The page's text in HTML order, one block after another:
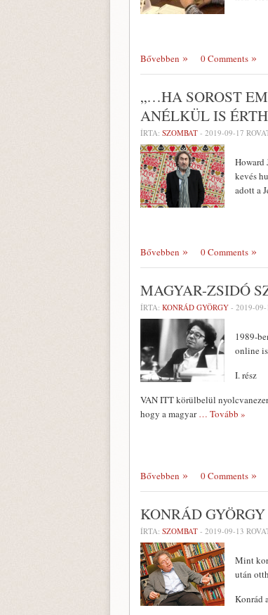
Bővebben 0 Comments
„…HA SOROST
ANÉLKÜL IS
ÍRTA: SZOMBAT - 2019-09-17
Howard
kevés
adott a
Bővebben 0 Comments
MAGYAR-ZSIDÓ
ÍRTA: KONRÁD GYÖRGY - 2019-09-
1989-
online
I. rész
VAN ITT körülbelül
hogy a magyar… Tovább »
Bővebben 0 Comments
KONRÁD
ÍRTA: SZOMBAT - 2019-09-13
Mint
után
Konrád